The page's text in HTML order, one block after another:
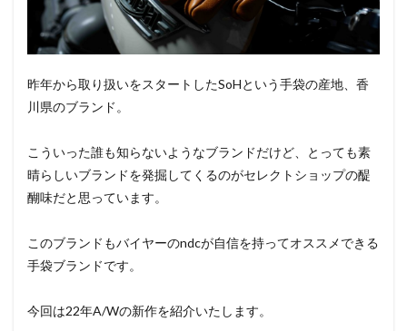
昨年から取り扱いをスタートしたSoHという手袋の産地、香
川県のブランド。
こういった誰も知らないようなブランドだけど、とっても素
晴らしいブランドを発掘してくるのがセレクトショップの醍
醐味だと思っています。
このブランドもバイヤーのndcが自信を持ってオススメできる
手袋ブランドです。
今回は22年A/Wの新作を紹介いたします。